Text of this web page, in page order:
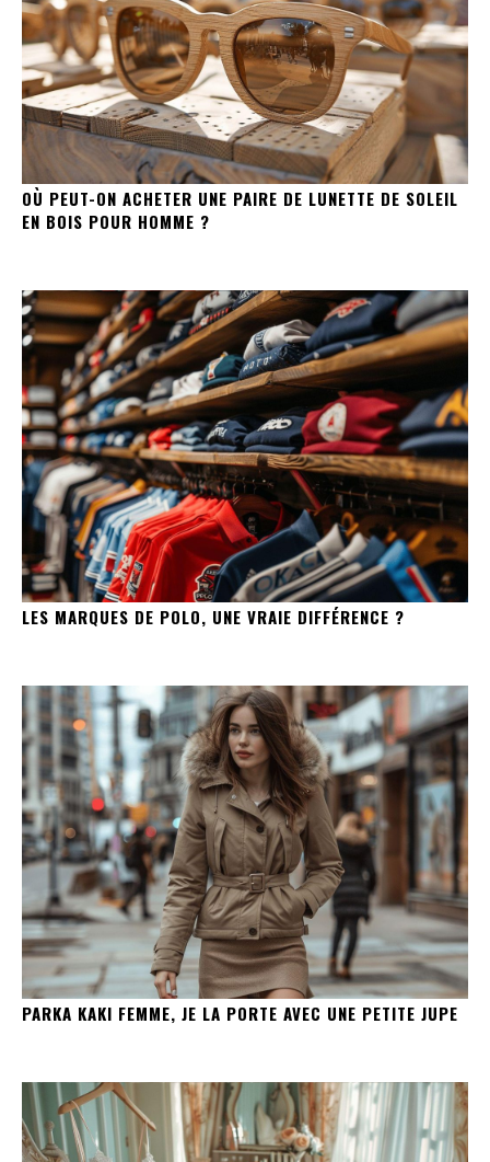
OÙ PEUT-ON ACHETER UNE PAIRE DE LUNETTE DE SOLEIL
EN BOIS POUR HOMME ?
LES MARQUES DE POLO, UNE VRAIE DIFFÉRENCE ?
PARKA KAKI FEMME, JE LA PORTE AVEC UNE PETITE JUPE